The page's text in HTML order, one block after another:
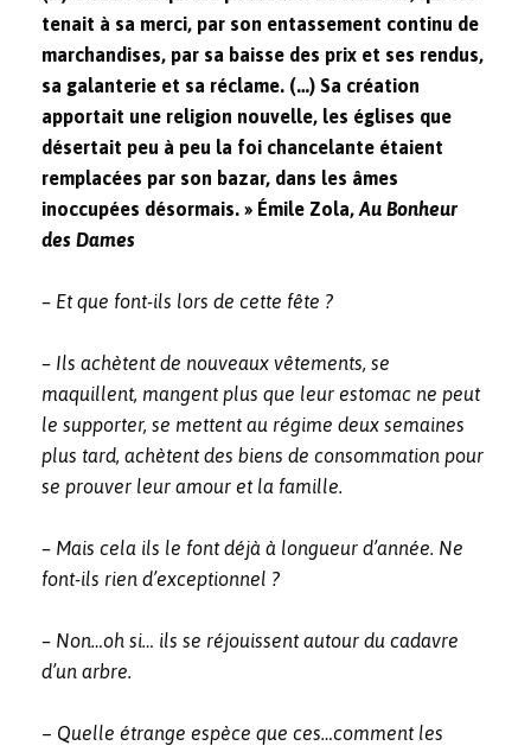
tenait à sa merci, par son entassement continu de
marchandises, par sa baisse des prix et ses rendus,
sa galanterie et sa réclame. (…) Sa création
apportait une religion nouvelle, les églises que
désertait peu à peu la foi chancelante étaient
remplacées par son bazar, dans les âmes
inoccupées désormais. » Émile Zola, Au Bonheur
des Dames
– Et que font-ils lors de cette fête ?
– Ils achètent de nouveaux vêtements, se
maquillent, mangent plus que leur estomac ne peut
le supporter, se mettent au régime deux semaines
plus tard, achètent des biens de consommation pour
se prouver leur amour et la famille.
– Mais cela ils le font déjà à longueur d’année. Ne
font-ils rien d’exceptionnel ?
– Non…oh si… ils se réjouissent autour du cadavre
d’un arbre.
– Quelle étrange espèce que ces…comment les